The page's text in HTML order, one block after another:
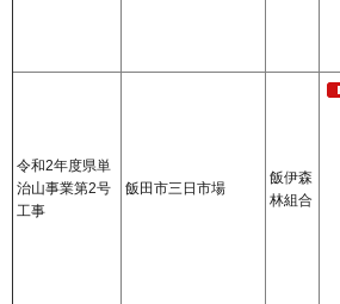
令和2年度県単
治山事業第2号
工事
飯田市三日市場
飯伊森
林組合